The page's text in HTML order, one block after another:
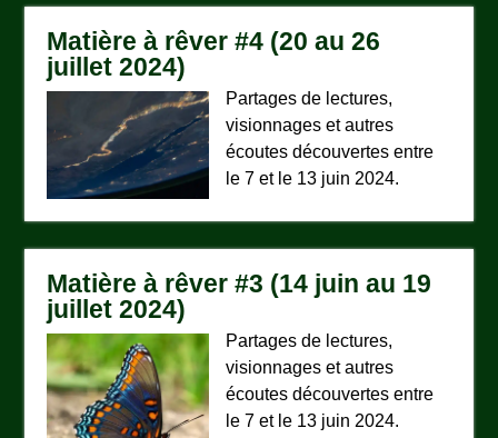
Matière à rêver #4 (20 au 26
juillet 2024)
Partages de lectures,
visionnages et autres
écoutes découvertes entre
le 7 et le 13 juin 2024.
Matière à rêver #3 (14 juin au 19
juillet 2024)
Partages de lectures,
visionnages et autres
écoutes découvertes entre
le 7 et le 13 juin 2024.